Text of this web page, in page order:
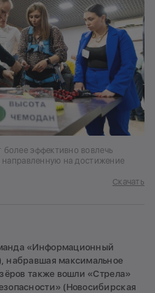
эффективно вовлечь
направленную на достижение
Скачать
«Информационный
набравшая максимальное
также вошли «Стрела»
(Новосибирская